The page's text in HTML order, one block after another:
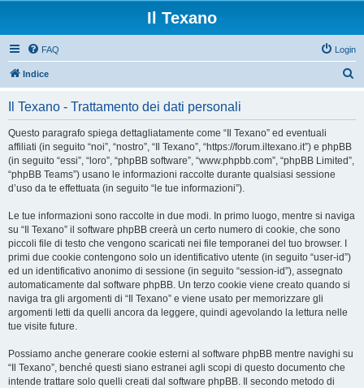
Il Texano
FAQ Login
Indice
Il Texano - Trattamento dei dati personali
Questo paragrafo spiega dettagliatamente come “Il Texano” ed eventuali
affiliati (in seguito “noi”, “nostro”, “Il Texano”, “https://forum.iltexano.it”) e phpBB
(in seguito “essi”, “loro”, “phpBB software”, “www.phpbb.com”, “phpBB Limited”,
“phpBB Teams”) usano le informazioni raccolte durante qualsiasi sessione
d’uso da te effettuata (in seguito “le tue informazioni”).
Le tue informazioni sono raccolte in due modi. In primo luogo, mentre si naviga
su “Il Texano” il software phpBB creerà un certo numero di cookie, che sono
piccoli file di testo che vengono scaricati nei file temporanei del tuo browser. I
primi due cookie contengono solo un identificativo utente (in seguito “user-id”)
ed un identificativo anonimo di sessione (in seguito “session-id”), assegnato
automaticamente dal software phpBB. Un terzo cookie viene creato quando si
naviga tra gli argomenti di “Il Texano” e viene usato per memorizzare gli
argomenti letti da quelli ancora da leggere, quindi agevolando la lettura nelle
tue visite future.
Possiamo anche generare cookie esterni al software phpBB mentre navighi su
“Il Texano”, benché questi siano estranei agli scopi di questo documento che
intende trattare solo quelli creati dal software phpBB. Il secondo metodo di